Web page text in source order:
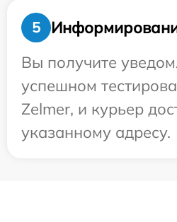
5
Вы получите
успешном
Zelmer, и курьер
указанному адресу.